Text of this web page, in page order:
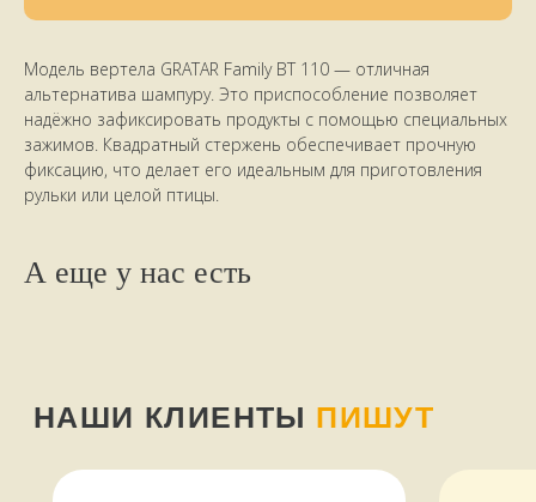
Модель вертела GRATAR Family ВТ 110 — отличная
альтернатива шампуру. Это приспособление позволяет
надёжно зафиксировать продукты с помощью специальных
зажимов. Квадратный стержень обеспечивает прочную
фиксацию, что делает его идеальным для приготовления
рульки или целой птицы.
А еще у нас есть
НАШИ КЛИЕНТЫПИШУТ